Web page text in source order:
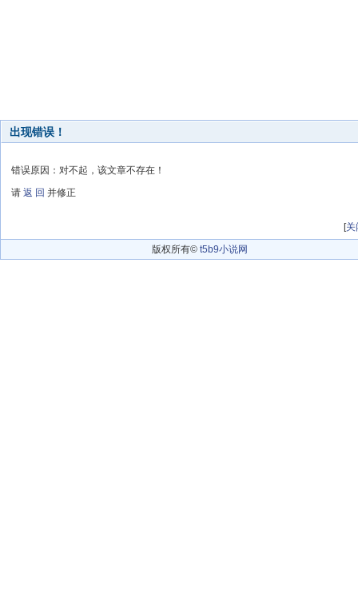
出现错误！
错误原因：对不起，该文章不存在！
请 返 回 并修正
[关
版权所有© t5b9小说网